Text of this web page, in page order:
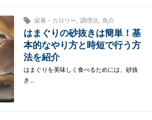
栄養・カロリー, 調理法, 魚介
はまぐりの砂抜きは簡単！基
本的なやり方と時短で行う方
法を紹介
はまぐりを美味しく食べるためには、砂抜
き...